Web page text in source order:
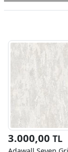
3.000,00 TL